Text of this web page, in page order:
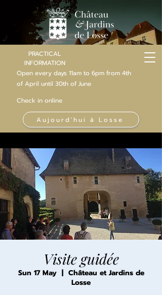
PRACTICAL
INFORMATION
Open every days 11am to 6pm from 4th
of April until 30th of June
Check in online
Aujourd'hui à Losse
Visite guidée
Sun 17 May
  |
Château et Jardins de
Losse